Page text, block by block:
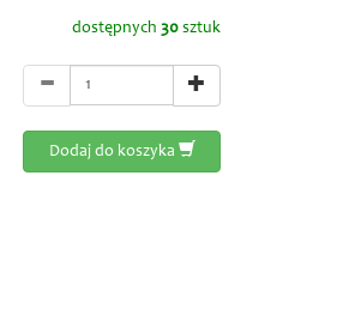
dostępnych 30 sztuk
Dodaj do koszyka